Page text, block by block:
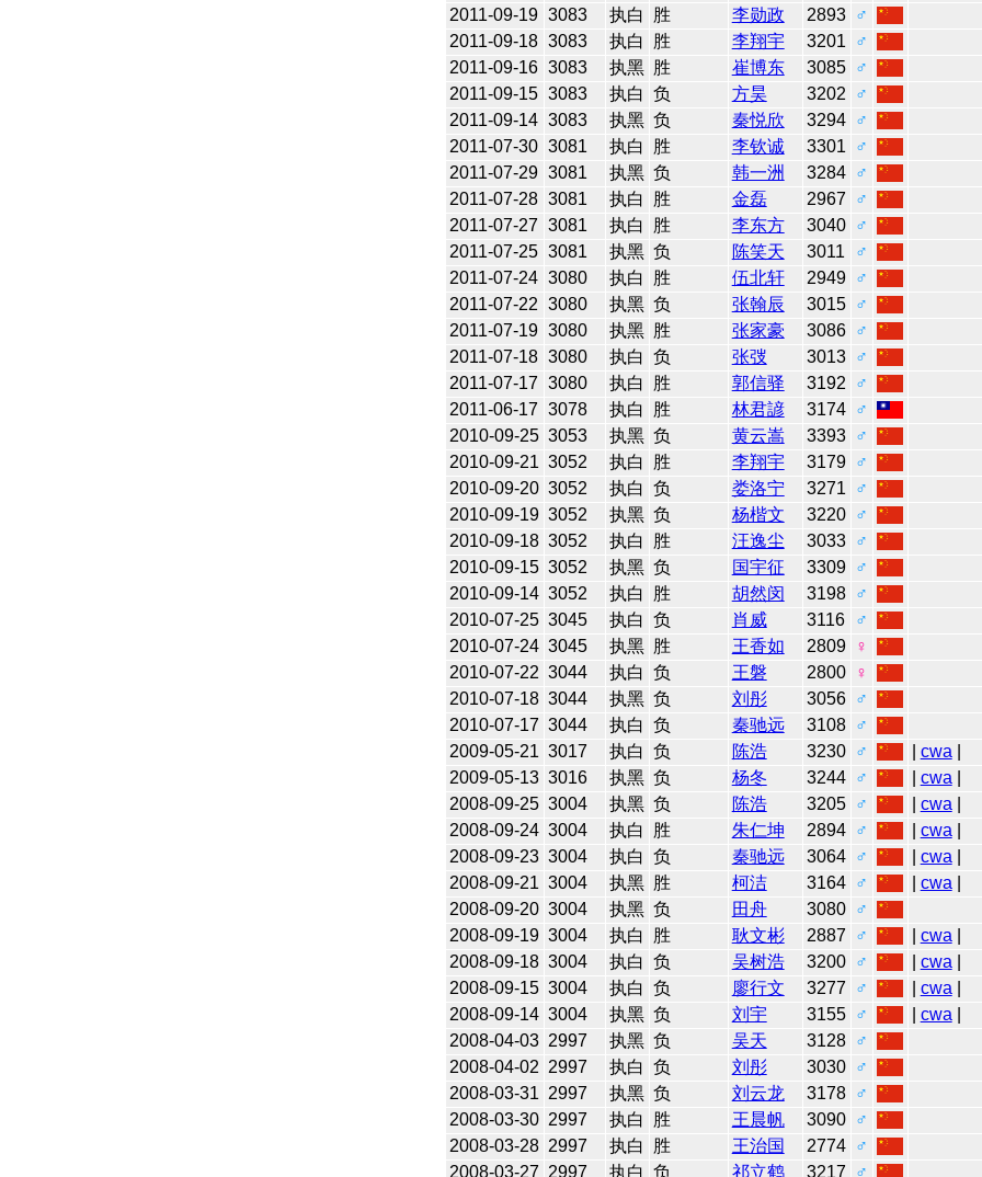
2011-09-19 3083 执白 胜 李勋政 2893
♂
2011-09-18 3083 执白 胜 李翔宇 3201
♂
2011-09-16 3083 执黑 胜 崔博东 3085
♂
2011-09-15 3083 执白 负 方昊 3202
♂
2011-09-14 3083 执黑 负 秦悦欣 3294
♂
2011-07-30 3081 执白 胜 李钦诚 3301
♂
2011-07-29 3081 执黑 负 韩一洲 3284
♂
2011-07-28 3081 执白 胜 金磊 2967
♂
2011-07-27 3081 执白 胜 李东方 3040
♂
2011-07-25 3081 执黑 负 陈笑天 3011
♂
2011-07-24 3080 执白 胜 伍北轩 2949
♂
2011-07-22 3080 执黑 负 张翰辰 3015
♂
2011-07-19 3080 执黑 胜 张家豪 3086
♂
2011-07-18 3080 执白 负 张弢 3013
♂
2011-07-17 3080 执白 胜 郭信驿 3192
♂
2011-06-17 3078 执白 胜 林君諺 3174
♂
2010-09-25 3053 执黑 负 黄云嵩 3393
♂
2010-09-21 3052 执白 胜 李翔宇 3179
♂
2010-09-20 3052 执白 负 娄洛宁 3271
♂
2010-09-19 3052 执黑 负 杨楷文 3220
♂
2010-09-18 3052 执白 胜 汪逸尘 3033
♂
2010-09-15 3052 执黑 负 国宇征 3309
♂
2010-09-14 3052 执白 胜 胡然闵 3198
♂
2010-07-25 3045 执白 负 肖威 3116
♂
2010-07-24 3045 执黑 胜 王香如 2809
♀
2010-07-22 3044 执白 负 王磐 2800
♀
2010-07-18 3044 执黑 负 刘彤 3056
♂
2010-07-17 3044 执白 负 秦驰远 3108
♂
2009-05-21 3017 执白 负 陈浩 3230 ♂ cwa
2009-05-13 3016 执黑 负 杨冬 3244 ♂ cwa
2008-09-25 3004 执黑 负 陈浩 3205 ♂ cwa
2008-09-24 3004 执白 胜 朱仁坤 2894 ♂ cwa
2008-09-23 3004 执白 负 秦驰远 3064 ♂ cwa
2008-09-21 3004 执黑 胜 柯洁 3164 ♂ cwa
2008-09-20 3004 执黑 负 田舟 3080
♂
2008-09-19 3004 执白 胜 耿文彬 2887 ♂ cwa
2008-09-18 3004 执白 负 吴树浩 3200 ♂ cwa
2008-09-15 3004 执白 负 廖行文 3277 ♂ cwa
2008-09-14 3004 执黑 负 刘宇 3155 ♂ cwa
2008-04-03 2997 执黑 负 吴天 3128
♂
2008-04-02 2997 执白 负 刘彤 3030
♂
2008-03-31 2997 执黑 负 刘云龙 3178
♂
2008-03-30 2997 执白 胜 王晨帆 3090
♂
2008-03-28 2997 执白 胜 王治国 2774
♂
2008-03-27 2997 执白 负 祁立鹤 3217 ♂